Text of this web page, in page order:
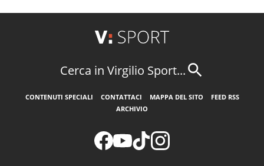
Cerca in Virgilio Sport...
CONTENUTI SPECIALI CONTATTACI MAPPA DEL SITO
FEED RSS
ARCHIVIO